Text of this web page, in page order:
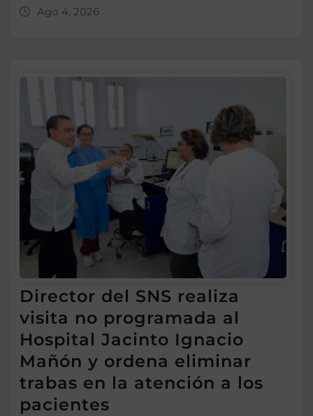
Ago 4, 2026
Director del SNS realiza
visita no programada al
Hospital Jacinto Ignacio
Mañón y ordena eliminar
trabas en la atención a los
pacientes